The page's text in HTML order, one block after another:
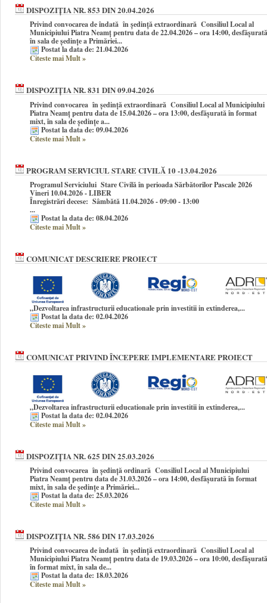
DISPOZIȚIA NR. 853 DIN 20.04.2026
Privind convocarea de îndată în şedinţă extraordinară Consiliul Local al
Municipiului Piatra Neamţ pentru data de 22.04.2026 – ora 14:00, desfășurată
în sala de ședințe a Primăriei...
Postat la data de: 21.04.2026
Citeste mai Mult»
DISPOZIȚIA NR. 831 DIN 09.04.2026
Privind convocarea în şedinţă extraordinară Consiliul Local al Municipiului
Piatra Neamţ pentru data de 15.04.2026 – ora 13:00, desfășurată în format
mixt, în sala de ședințe a...
Postat la data de: 09.04.2026
Citeste mai Mult»
PROGRAM SERVICIUL STARE CIVILĂ 10 -13.04.2026
Programul Serviciului Stare Civilă în perioada Sărbătorilor Pascale 2026
Vineri 10.04.2026 - LIBER
Înregistrări decese: Sâmbătă 11.04.2026 - 09:00 - 13:00
...
Postat la data de: 08.04.2026
Citeste mai Mult»
COMUNICAT DESCRIERE PROIECT
„Dezvoltarea infrastructurii educationale prin investitii in extinderea,...
Postat la data de: 02.04.2026
Citeste mai Mult»
COMUNICAT PRIVIND ÎNCEPERE IMPLEMENTARE PROIECT
„Dezvoltarea infrastructurii educationale prin investitii in extinderea,...
Postat la data de: 02.04.2026
Citeste mai Mult»
DISPOZIȚIA NR. 625 DIN 25.03.2026
Privind convocarea în şedinţă ordinară Consiliul Local al Municipiului
Piatra Neamţ pentru data de 31.03.2026 – ora 14:00, desfășurată în format
mixt, în sala de ședințe a Primăriei...
Postat la data de: 25.03.2026
Citeste mai Mult»
DISPOZIȚIA NR. 586 DIN 17.03.2026
Privind convocarea de îndată în şedinţă extraordinară Consiliul Local al
Municipiului Piatra Neamţ pentru data de 19.03.2026 – ora 10:00, desfășurată
în format mixt, în sala de...
Postat la data de: 18.03.2026
Citeste mai Mult»